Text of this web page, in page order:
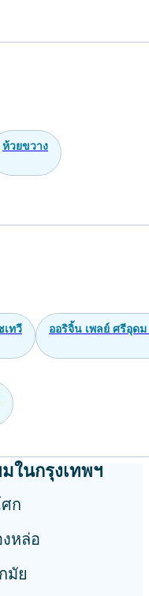
ห้วยขวาง
เทวี ออริจิ้น เพลย์ ศรีอุด
ในกรุงเทพฯ
ก
หล่อ
มัย